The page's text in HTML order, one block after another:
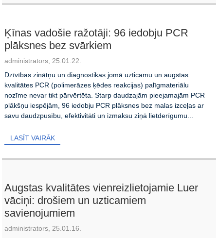
Ķīnas vadošie ražotāji: 96 iedobju PCR
plāksnes bez svārkiem
administrators, 25.01.22.
Dzīvības zinātņu un diagnostikas jomā uzticamu un augstas
kvalitātes PCR (polimerāzes ķēdes reakcijas) palīgmateriālu
nozīme nevar tikt pārvērtēta. Starp daudzajām pieejamajām PCR
plākšņu iespējām, 96 iedobju PCR plāksnes bez malas izceļas ar
savu daudzpusību, efektivitāti un izmaksu ziņā lietderīgumu...
LASĪT VAIRĀK
Augstas kvalitātes vienreizlietojamie Luer
vāciņi: drošiem un uzticamiem
savienojumiem
administrators, 25.01.16.